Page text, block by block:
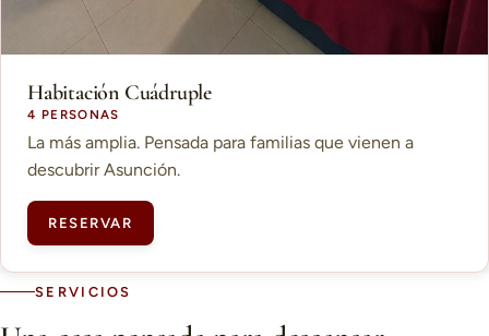
Habitación Cuádruple
4 PERSONAS
La más amplia. Pensada para familias que vienen a
descubrir Asunción.
RESERVAR
SERVICIOS